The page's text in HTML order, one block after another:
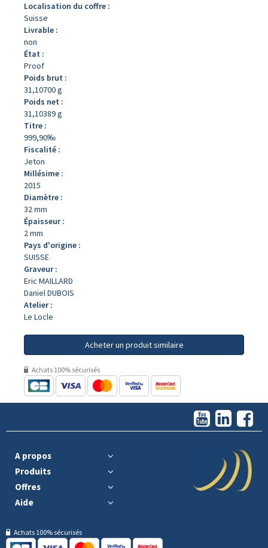
Localisation du coffre :
Suisse
Livrable :
non
État :
Proof
Poids brut :
31,10700 g
Poids net :
31,10389 g
Titre :
999,90‰
Fiscalité :
Jeton
Millésime :
2015
Diamètre :
32 mm
Épaisseur :
2 mm
Pays d'origine :
SUISSE
Graveur :
Eric MAILLARD
Daniel DUBOIS
Atelier :
Le Locle
Acheter un produit similaire
Achats 100% sécurisés
A propos
Produits
Offres
Aide
Achats 100% sécurisés